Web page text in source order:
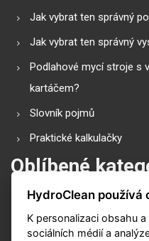
Jak vybrat ten správný
Jak vybrat ten správný
Podlahové mycí stroje s
kartáčem?
Slovník pojmů
Praktické kalkulačky
Oblíbené
Průmyslové vysavače
Vysokotlaké čističe
HydroClean používá
K personalizaci obsahu
sociálních médií a